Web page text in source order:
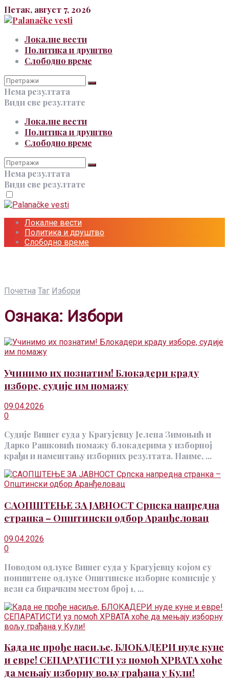
Петак, август 7, 2026
Локалне вести
Политика и друштво
Слободно време
Нема резултата
Види све резултате
Локалне вести
Политика и друштво
Слободно време
Нема резултата
Види све резултате
Локалне вести
Политика и друштво
Слободно време
Почетна Таг Избори
Ознака: Избори
Учинимо их познатим! Блокадери краду
изборе, судије им помажу
09.04.2026
0
Судије Вишег суда у Крагујевцу Јелена Зимоњић и
Дарко Рашковић помажу блокадерима у изборној
крађи и намештању изборних резултата. Наиме, ...
САОПШТЕЊЕ ЗА ЈАВНОСТ Српска напредна
странка – Општински одбор Аранђеловац
09.04.2026
0
Поводом одлуке Вишег суда у Крагујевцу којом су
поништене одлуке Општинске изборне комисије у
вези са бирачким местом број 1, ...
Када не прође насиље, БЛОКАДЕРИ нуде куне
и евре! СЕПАРАТИСТИ уз помоћ ХРВАТА хоће
да мењају изборну вољу грађана у Кули!